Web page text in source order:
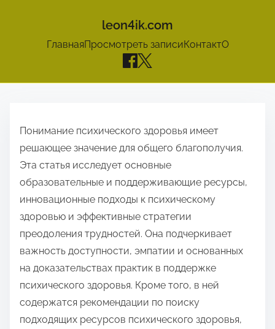
leon4ik.com
ГлавнаяПросмотреть записиКонтактО
Понимание психического здоровья имеет
решающее значение для общего благополучия.
Эта статья исследует основные
образовательные и поддерживающие ресурсы,
инновационные подходы к психическому
здоровью и эффективные стратегии
преодоления трудностей. Она подчеркивает
важность доступности, эмпатии и основанных
на доказательствах практик в поддержке
психического здоровья. Кроме того, в ней
содержатся рекомендации по поиску
подходящих ресурсов психического здоровья,